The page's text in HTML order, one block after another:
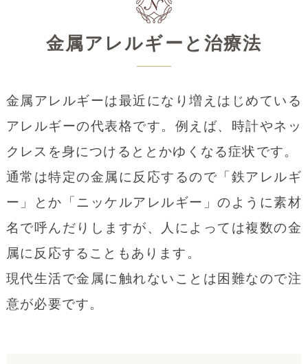
金属アレルギーと治療法
金属アレルギーは最近になり増えはじめている
アレルギーの代表格です。例えば、時計やネッ
クレスを身につけるととかゆくなる症状です。
通常は特定の金属に反応するので「鉄アレルギ
ー」とか「ニッケルアレルギー」のように素材
名で呼んだりしますが、人によっては複数の金
属に反応することもあります。
現代生活で金属に触れないことは困難なので注
意が必要です。